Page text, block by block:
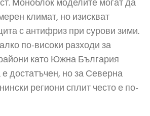
Моноблок моделите могат да
климат, но изискват
с антифриз при сурови зими.
по-високи разходи за
като Южна България
достатъчен, но за Северна
региони сплит често е по-